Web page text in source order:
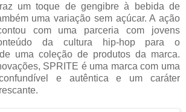
um toque de gengibre à bebida de
uma variação sem açúcar. A ação
com uma parceria com jovens
da cultura hip-hop para o
uma coleção de produtos da marca.
SPRITE é uma marca com uma
e autêntica e um caráter